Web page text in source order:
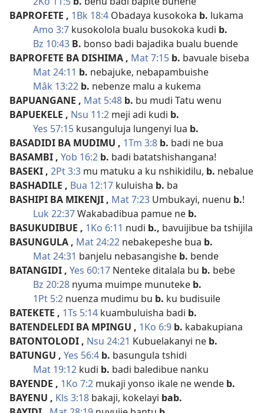
BAPROFETE , 1Bk 18:4 Obadaya kusokoka b. lukama
Amo 3:7 kusokolola bualu busokoka kudi b.
Bz 10:43 B. bonso badi bajadika bualu buende
BAPROFETE BA DISHIMA , Mat 7:15 b. bavuale biseba
Mat 24:11 b. nebajuke, nebapambuishe
Mâk 13:22 b. nebenze malu a kukema
BAPUANGANE , Mat 5:48 b. bu mudi Tatu wenu
BAPUEKELE , Nsu 11:2 meji adi kudi b.
Yes 57:15 kusanguluja lungenyi lua b.
BASADIDI BA MUDIMU , 1Tm 3:8 b. badi ne bua
BASAMBI , Yob 16:2 b. badi batatshishangana!
BASEKI , 2Pt 3:3 mu matuku a ku nshikidilu, b. nebalue
BASHADILE , Bua 12:17 kuluisha b. ba
BASHIPI BA MIKENJI , Mat 7:23 Umbukayi, nuenu b.!
Luk 22:37Wakabadibua pamue ne b.
BASUKUDIBUE , 1Ko 6:11 nudi b., bavuijibue ba tshijila
BASUNGULA , Mat 24:22 nebakepeshe bua b.
Mat 24:31 banjelu nebasangishe b. bende
BATANGIDI , Yes 60:17 Nenteke ditalala bu b. bebe
Bz 20:28 nyuma muimpe munuteke b.
1Pt 5:2 nuenza mudimu bu b. ku budisuile
BATEKETE , 1Ts 5:14 kuambuluisha badi b.
BATENDELEDI BA MPINGU , 1Ko 6:9 b. kabakupiana
BATONTOLODI , Nsu 24:21 Kubuelakanyi ne b.
BATUNGU , Yes 56:4 b. basungula tshidi
Mat 19:12 kudi b. badi baledibue nanku
BAYENDE , 1Ko 7:2 mukaji yonso ikale ne wende b.
BAYENU , Kls 3:18 bakaji, kokelayi bab.